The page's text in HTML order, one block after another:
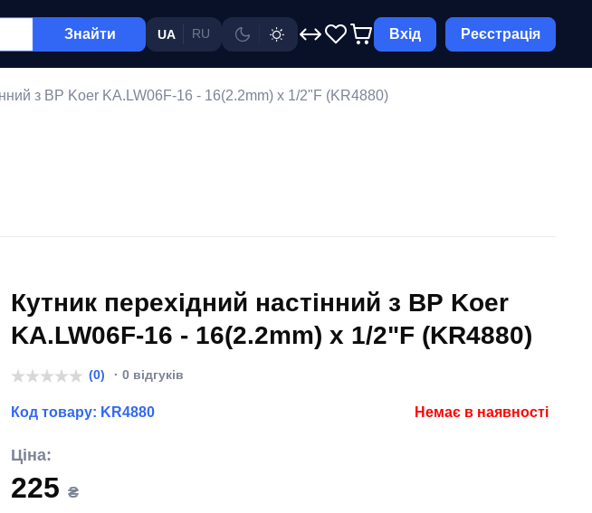
Знайти UA RU Вхід Реєстрація
з ВР Koer KA.LW06F-16 - 16(2.2mm) x 1/2"F (KR4880)
Кутник перехідний настінний з ВР Koer
KA.LW06F-16 - 16(2.2mm) x 1/2"F (KR4880)
(0) · 0 відгуків
Код товару: KR4880 Немає в наявності
Ціна:
225 ₴